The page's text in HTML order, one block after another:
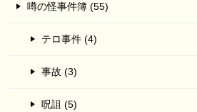
噂の怪事件簿 (55)
テロ事件 (4)
事故 (3)
呪詛 (5)